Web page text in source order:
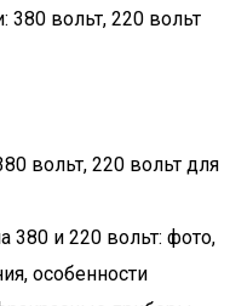
вольт, 220 вольт для
380 и 220 вольт: фото,
особенности